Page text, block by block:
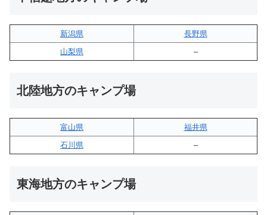
新潟県
長野県
山梨県
–
北陸地方のキャンプ場
富山県
福井県
石川県
–
東海地方のキャンプ場